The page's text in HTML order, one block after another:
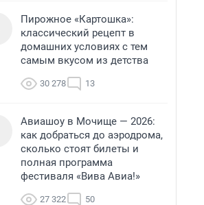
Пирожное «Картошка»:
классический рецепт в
домашних условиях с тем
самым вкусом из детства
30 278 13
Авиашоу в Мочище — 2026:
как добраться до аэродрома,
сколько стоят билеты и
полная программа
фестиваля «Вива Авиа!»
27 322 50